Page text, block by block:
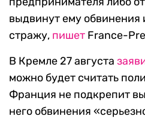
выдвинут ему обвинения
стражу, пишет France-
В Кремле 27 августа
можно будет считать
Франция не подкрепит
него обвинения